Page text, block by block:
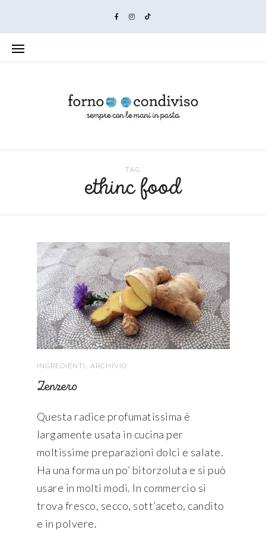
TAG
ethinc food
INGREDIENTI , ARCHIVIO
Zenzero
Questa radice profumatissima è
largamente usata in cucina per
moltissime preparazioni dolci e salate.
Ha una forma un po’ bitorzoluta e si può
usare in molti modi. In commercio si
trova fresco, secco, sott’aceto, candito
e in polvere.